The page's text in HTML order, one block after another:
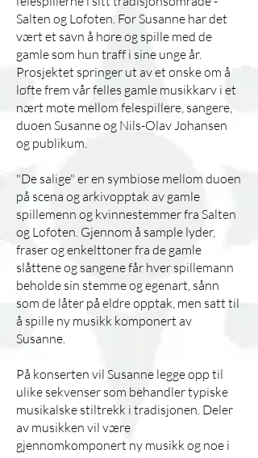
Salten og Lofoten. For Susanne har det
vært et savn å høre og spille med de
gamle som hun traff i sine unge år.
Prosjektet springer ut av et ønske om å
løfte frem vår felles gamle musikkarv i et
nært møte mellom felespillere, sangere,
duoen Susanne og Nils-Olav Johansen
og publikum.
"De salige" er en symbiose mellom duoen
på scena og arkivopptak av gamle
spillemenn og kvinnestemmer fra Salten
og Lofoten. Gjennom å sample lyder,
fraser og enkelttoner fra de gamle
slåttene og sangene får hver spillemann
beholde sin stemme og egenart, sånn
som de låter på eldre opptak, men satt til
å spille ny musikk komponert av
Susanne.
På konserten vil Susanne legge opp til
ulike sekvenser som behandler typiske
musikalske stiltrekk i tradisjonen. Deler
av musikken vil være
gjennomkomponert ny musikk og noe i